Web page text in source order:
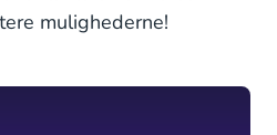
mulighederne!